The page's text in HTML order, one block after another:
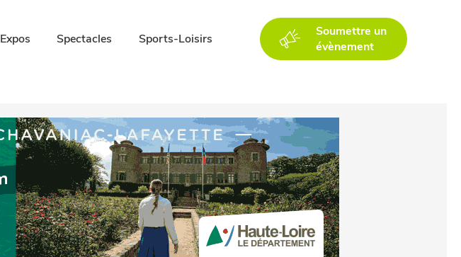
Expos Spectacles Sports-Loisirs
Soumettre un
évènement